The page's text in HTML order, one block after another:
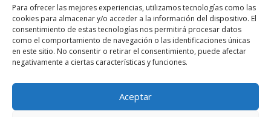
Para ofrecer las mejores experiencias, utilizamos tecnologías como las
cookies para almacenar y/o acceder a la información del dispositivo. El
consentimiento de estas tecnologías nos permitirá procesar datos
como el comportamiento de navegación o las identificaciones únicas
en este sitio. No consentir o retirar el consentimiento, puede afectar
negativamente a ciertas características y funciones.
Aceptar
azul. El material usado en la elaboración de la libreta es
100% reciclable y libre de cloro, con propiedades
impermeables, altamente resistente y lavable,
convirtiéndose así en una alternativa ecológica y sostenible
frente al papel convencional, cuyo origen no es el